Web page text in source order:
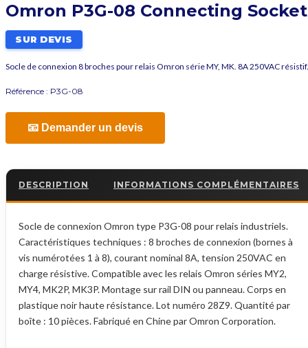
Omron P3G-08 Connecting Socket
SUR DEVIS
Socle de connexion 8 broches pour relais Omron série MY, MK. 8A 250VAC résistif.
Référence : P3G-08
📧 Demander un devis
DESCRIPTION INFORMATIONS COMPLÉMENTAIRES
Socle de connexion Omron type P3G-08 pour relais industriels.
Caractéristiques techniques : 8 broches de connexion (bornes à
vis numérotées 1 à 8), courant nominal 8A, tension 250VAC en
charge résistive. Compatible avec les relais Omron séries MY2,
MY4, MK2P, MK3P. Montage sur rail DIN ou panneau. Corps en
plastique noir haute résistance. Lot numéro 28Z9. Quantité par
boîte : 10 pièces. Fabriqué en Chine par Omron Corporation.